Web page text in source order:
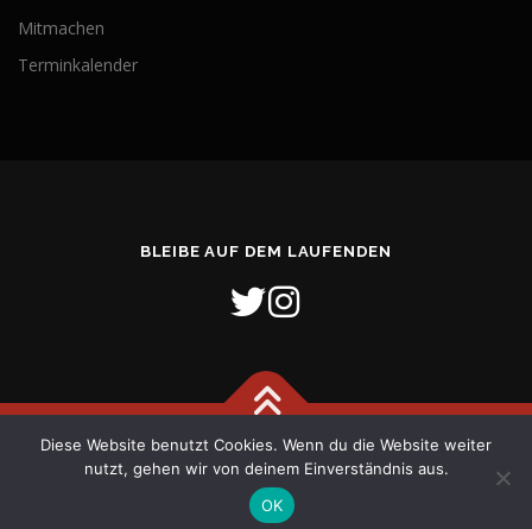
Mitmachen
Terminkalender
BLEIBE AUF DEM LAUFENDEN
Copyright © 2026 Freiwillige Feuerwehr Stadt Verden (Aller)
Theme von FameThemes
Diese Website benutzt Cookies. Wenn du die Website weiter
nutzt, gehen wir von deinem Einverständnis aus.
OK